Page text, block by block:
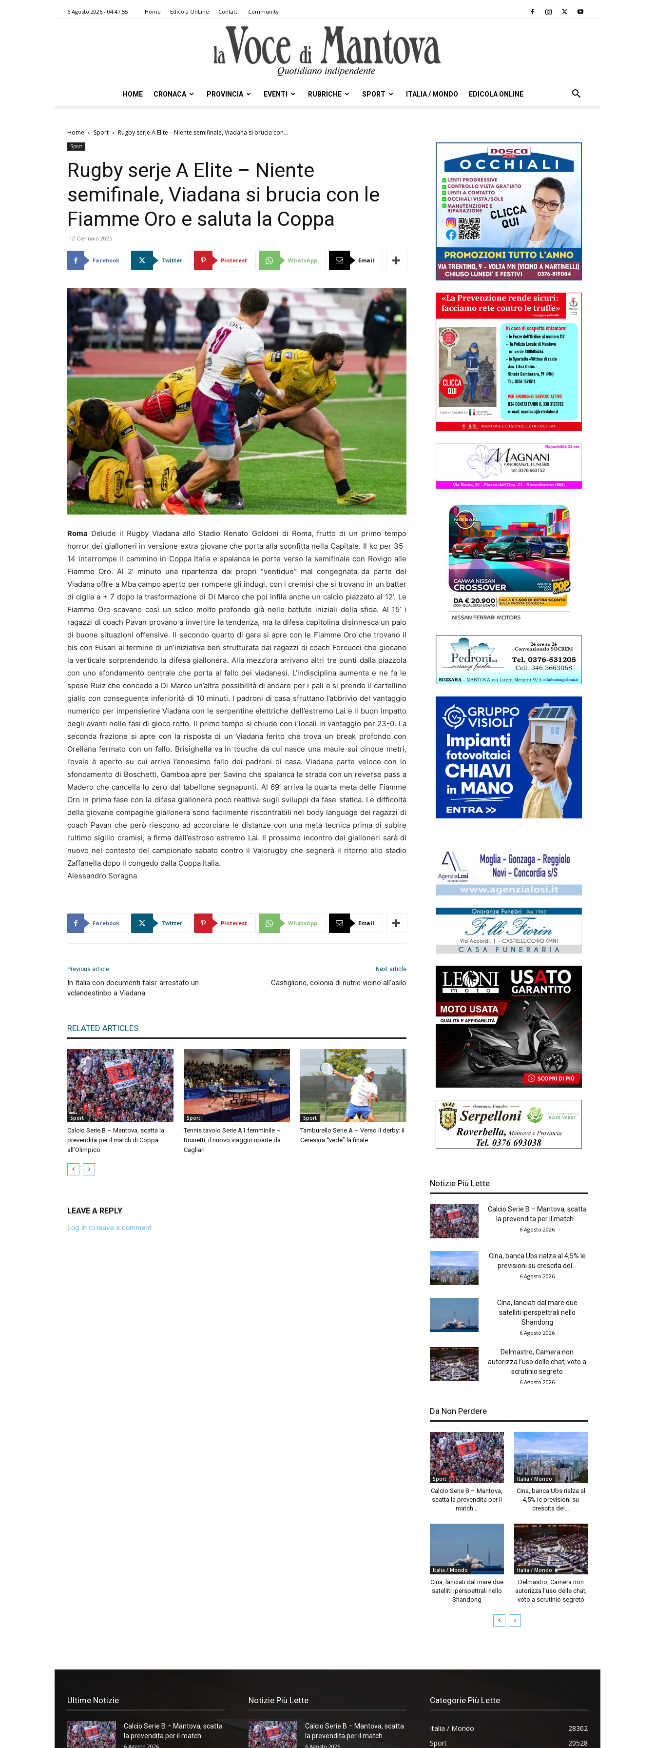
6 Agosto 2026 - 04:47:55 Home Edicola OnLine Contatti Community
Mantova
HOME CRONACA PROVINCIA EVENTI RUBRICHE SPORT ITALIA / MONDO EDICOLA ONLINE
Home Sport Rugby serje A Elite – Niente semifinale, Viadana si brucia con...
Sport
Rugby serje A Elite – Niente
semifinale, Viadana si brucia con le
Fiamme Oro e saluta la Coppa
12 Gennaio 2025
Facebook Twitter Pinterest WhatsApp Email
Roma Delude il Rugby Viadana allo Stadio Renato Goldoni di Roma, frutto di un primo tempo
horror dei gialloneri in versione extra giovane che porta alla sconfitta nella Capitale. Il ko per 35-
14 interrompe il cammino in Coppa Italia e spalanca le porte verso la semifinale con Rovigo alle
Fiamme Oro. Al 2’ minuto una ripartenza dai propri “ventidue” mal congegnata da parte del
Viadana offre a Mba campo aperto per rompere gli indugi, con i cremisi che si trovano in un batter
di ciglia a + 7 dopo la trasformazione di Di Marco che poi infila anche un calcio piazzato al 12’. Le
Fiamme Oro scavano così un solco molto profondo già nelle battute iniziali della sfida. Al 15’ i
ragazzi di coach Pavan provano a invertire la tendenza, ma la difesa capitolina disinnesca un paio
di buone situazioni offensive. Il secondo quarto di gara si apre con le Fiamme Oro che trovano il
bis con Fusari al termine di un’iniziativa ben strutturata dai ragazzi di coach Forcucci che giocano
la verticale sorprendendo la difesa giallonera. Alla mezz’ora arrivano altri tre punti dalla piazzola
con uno sfondamento centrale che porta al fallo dei viadanesi. L’indisciplina aumenta e ne fa le
spese Ruiz che concede a Di Marco un’altra possibilità di andare per i pali e si prende il cartellino
giallo con conseguente inferiorità di 10 minuti. I padroni di casa sfruttano l’abbrivio del vantaggio
numerico per impensierire Viadana con le serpentine elettriche dell’estremo Lai e il buon impatto
degli avanti nelle fasi di gioco rotto. Il primo tempo si chiude con i locali in vantaggio per 23-0. La
seconda frazione si apre con la risposta di un Viadana ferito che trova un break profondo con
Orellana fermato con un fallo. Brisighella va in touche da cui nasce una maule sui cinque metri,
l’ovale è aperto su cui arriva l’ennesimo fallo dei padroni di casa. Viadana parte veloce con lo
sfondamento di Boschetti, Gamboa apre per Savino che spalanca la strada con un reverse pass a
Madero che cancella lo zero dal tabellone segnapunti. Al 69’ arriva la quarta meta delle Fiamme
Oro in prima fase con la difesa giallonera poco reattiva sugli sviluppi da fase statica. Le difficoltà
della giovane compagine giallonera sono facilmente riscontrabili nel body language dei ragazzi di
coach Pavan che però riescono ad accorciare le distanze con una meta tecnica prima di subire
l’ultimo sigillo cremisi, a firma dell’estroso estremo Lai. Il prossimo incontro dei gialloneri sarà di
nuovo nel contesto del campionato sabato contro il Valorugby che segnerà il ritorno allo stadio
Zaffanella dopo il congedo dalla Coppa Italia.
Alessandro Soragna
Facebook Twitter Pinterest WhatsApp Email
Previous article
In Italia con documenti falsi: arrestato un
vclandestinbo a Viadana
Next article
Castiglione, colonia di nutrie vicino all’asilo
RELATED ARTICLES
Sport
Calcio Serie B – Mantova, scatta la
prevendita per il match di Coppa
all’Olimpico
Sport
Tennis tavolo Serie A1 femminile –
Brunetti, il nuovo viaggio riparte da
Cagliari
Sport
Tamburello Serie A – Verso il derby: il
Ceresara “vede” la finale
LEAVE A REPLY
Log in to leave a comment
Notizie Più Lette
Calcio Serie B – Mantova, scatta
la prevendita per il match...
6 Agosto 2026
Cina, banca Ubs rialza al 4,5% le
previsioni su crescita del...
6 Agosto 2026
Cina, lanciati dal mare due
satelliti iperspettrali nello
Shandong
6 Agosto 2026
Delmastro, Camera non
autorizza l’uso delle chat, voto a
scrutinio segreto
6 Agosto 2026
Da Non Perdere
Sport
Calcio Serie B – Mantova,
scatta la prevendita per il
match...
Italia / Mondo
Cina, banca Ubs rialza al
4,5% le previsioni su
crescita del...
Italia / Mondo
Cina, lanciati dal mare due
satelliti iperspettrali nello
Shandong
Italia / Mondo
Delmastro, Camera non
autorizza l’uso delle chat,
voto a scrutinio segreto
Ultime Notizie
Calcio Serie B – Mantova, scatta
la prevendita per il match...
6 Agosto 2026
Notizie Più Lette
Calcio Serie B – Mantova, scatta
la prevendita per il match...
6 Agosto 2026
Categorie Più Lette
Italia / Mondo
28302
Sport
20528